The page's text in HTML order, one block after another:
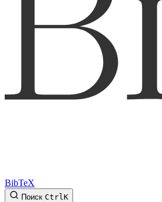
BibTeX
Поиск CtrlK